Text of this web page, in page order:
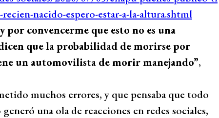
convencerme que esto no es una
que la probabilidad de morirse por
un automovilista de morir manejando”,
muchos errores, y que pensaba que todo
una ola de reacciones en redes sociales,